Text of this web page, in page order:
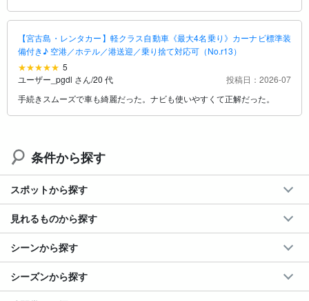
【宮古島・レンタカー】軽クラス自動車《最大4名乗り》カーナビ標準装
備付き♪ 空港／ホテル／港送迎／乗り捨て対応可（No.r13）
5
ユーザー_pgdl さん/20 代
投稿日：2026-07
手続きスムーズで車も綺麗だった。ナビも使いやすくて正解だった。
条件から探す
スポットから探す
見れるものから探す
シーンから探す
シーズンから探す